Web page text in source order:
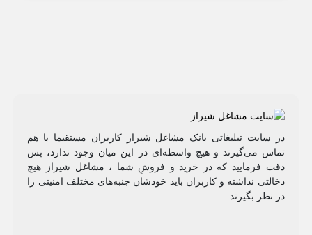
در سایت تبلیغاتی بانک مشاغل شیراز کاربران مستقیما با هم
تماس می‌گیرند و هیچ واسطه‌ای در این میان وجود ندارد، پس
دقت فرمایید که در خرید و فروشِ شما ، مشاغل شیراز هیچ
دخالتی نداشته و کاربران باید خودشان جنبه‌های مختلف امنیتی را
در نظر بگیرند.